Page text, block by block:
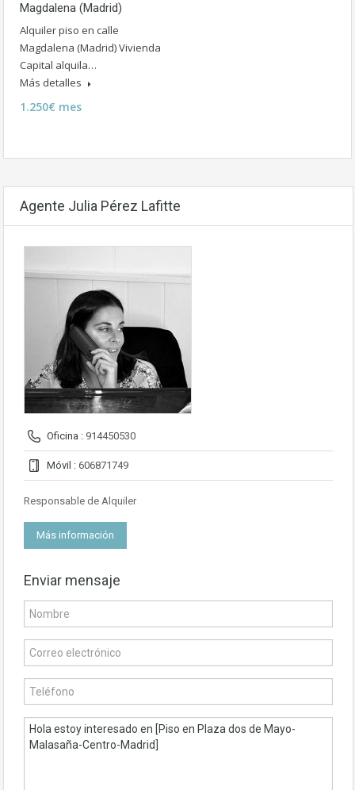
Magdalena (Madrid)
Alquiler piso en calle
Magdalena (Madrid) Vivienda
Capital alquila…
Más detalles
1.250€ mes
Agente Julia Pérez Lafitte
Oficina : 914450530
Móvil : 606871749
Responsable de Alquiler
Más información
Enviar mensaje